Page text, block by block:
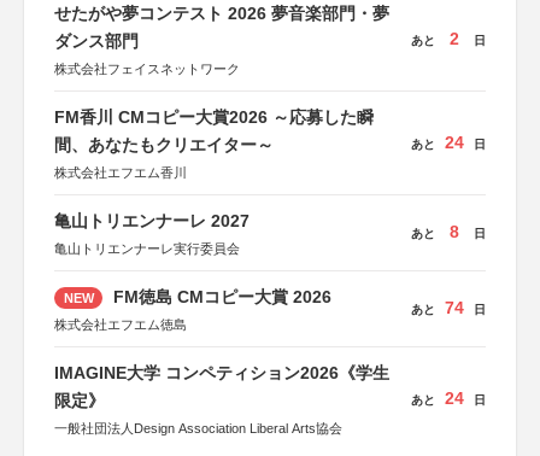
せたがや夢コンテスト 2026 夢音楽部門・夢
ダンス部門
株式会社フェイスネットワーク
あと 2 日
FM香川 CMコピー大賞2026 ～応募した瞬
間、あなたもクリエイター～
株式会社エフエム香川
あと 24 日
亀山トリエンナーレ 2027
亀山トリエンナーレ実行委員会
あと 8 日
NEW FM徳島 CMコピー大賞 2026
株式会社エフエム徳島
あと 74 日
IMAGINE大学 コンペティション2026《学生
限定》
一般社団法人Design Association Liberal Arts協会
あと 24 日